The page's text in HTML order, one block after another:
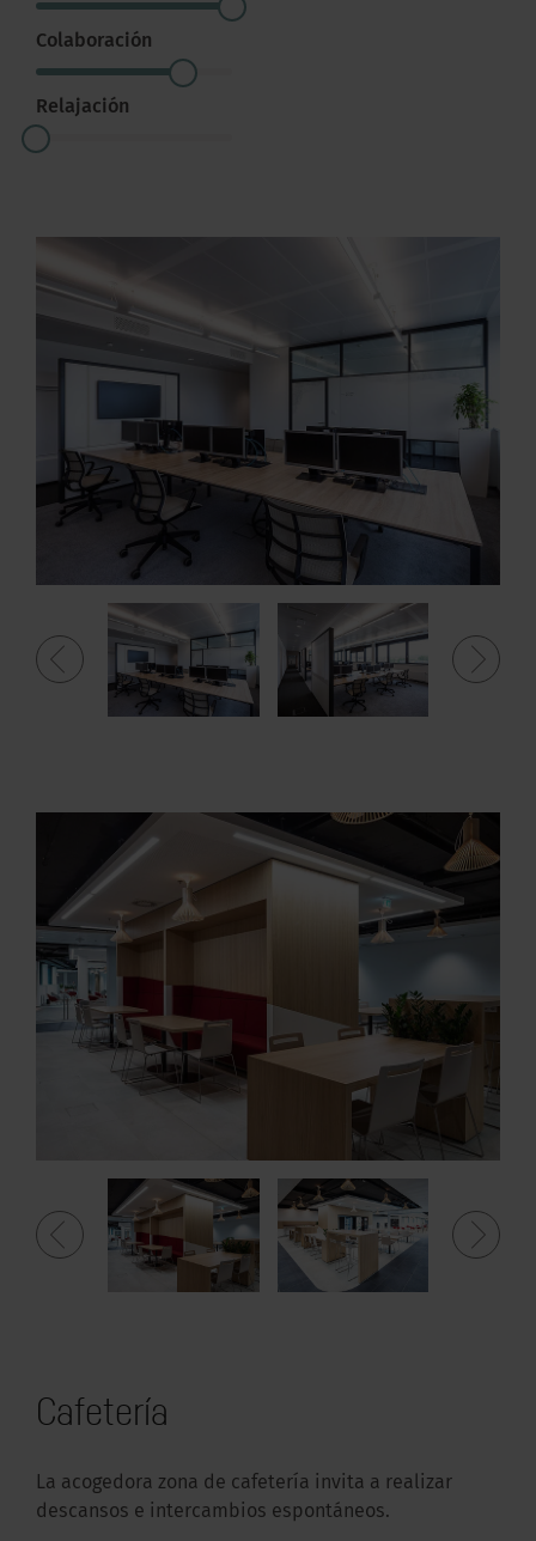
Colaboración
Relajación
Cafetería
La acogedora zona de cafetería invita a realizar
descansos e intercambios espontáneos.